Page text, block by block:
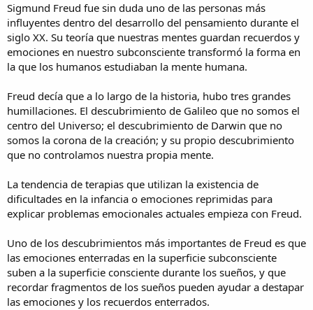
Sigmund Freud fue sin duda uno de las personas más
influyentes dentro del desarrollo del pensamiento durante el
siglo XX. Su teoría que nuestras mentes guardan recuerdos y
emociones en nuestro subconsciente transformó la forma en
la que los humanos estudiaban la mente humana.
Freud decía que a lo largo de la historia, hubo tres grandes
humillaciones. El descubrimiento de Galileo que no somos el
centro del Universo; el descubrimiento de Darwin que no
somos la corona de la creación; y su propio descubrimiento
que no controlamos nuestra propia mente.
La tendencia de terapias que utilizan la existencia de
dificultades en la infancia o emociones reprimidas para
explicar problemas emocionales actuales empieza con Freud.
Uno de los descubrimientos más importantes de Freud es que
las emociones enterradas en la superficie subconsciente
suben a la superficie consciente durante los sueños, y que
recordar fragmentos de los sueños pueden ayudar a destapar
las emociones y los recuerdos enterrados.